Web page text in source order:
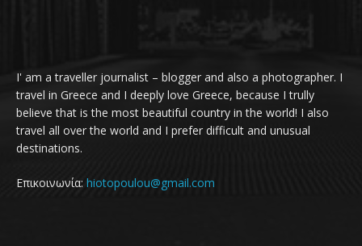
I' am a traveller journalist – blogger and also a photographer. I
travel in Greece and I deeply love Greece, because I trully
believe that is the most beautiful country in the world! I also
travel all over the world and I prefer difficult and unusual
destinations.
Επικοινωνία: hiotopoulou@gmail.com